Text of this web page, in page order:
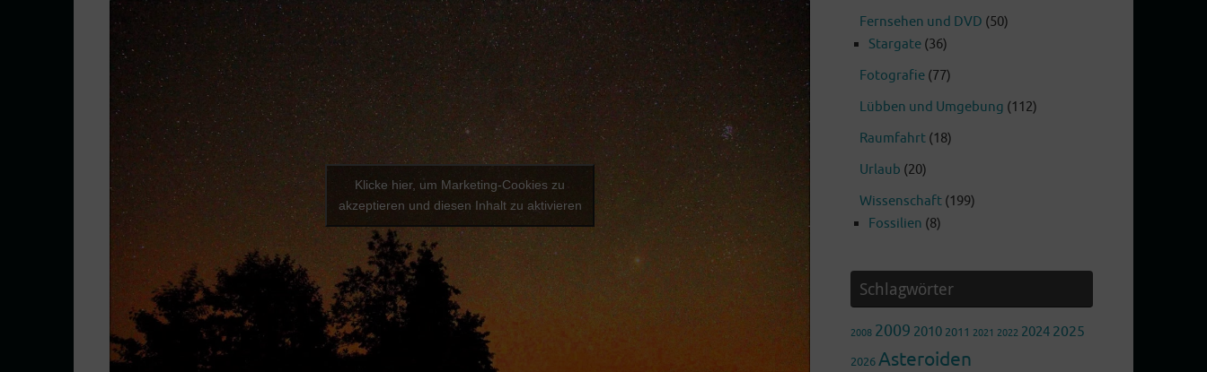
Klicke hier, um Marketing-Cookies zu
akzeptieren und diesen Inhalt zu aktivieren
Fernsehen und DVD (50)
Stargate (36)
Fotografie (77)
Lübben und Umgebung (112)
Raumfahrt (18)
Urlaub (20)
Wissenschaft (199)
Fossilien (8)
Schlagwörter
2008 2009 2010 2011 2021 2022 2024 2025
2026Asteroiden